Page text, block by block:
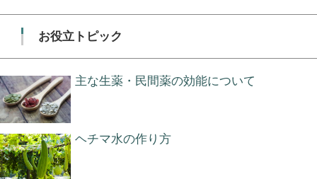
お役立トピック
主な生薬・民間薬の効能について
ヘチマ水の作り方